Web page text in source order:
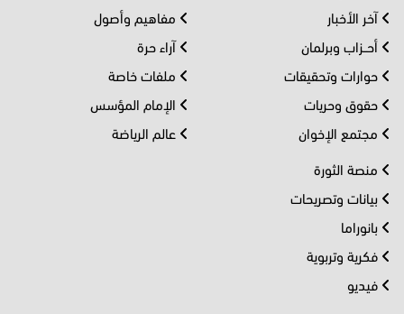
آخر الأخبار
أحــزاب وبرلمان
حوارات وتحقيقات
حقوق وحريات
مجتمع الإخوان
مفاهيم وأصول
آراء حرة
ملفات خاصة
الإمام المؤسس
عالم الرياضة
منصة الثورة
بيانات وتصريحات
بانوراما
فكرية وتربوية
فيديو